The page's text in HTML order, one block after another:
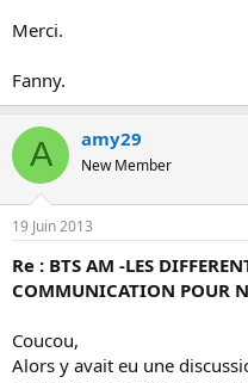
Merci.
Fanny.
A amy29
New Member
19 Juin 2013
Re : BTS AM -LES
COMMUNICATION POUR
Coucou,
Alors y avait eu une